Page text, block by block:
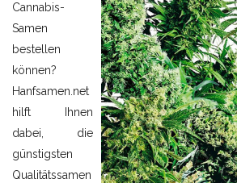
Cannabis-
Samen
bestellen
können?
Hanfsamen.net
hilft Ihnen
dabei, die
günstigsten
Qualitätssamen